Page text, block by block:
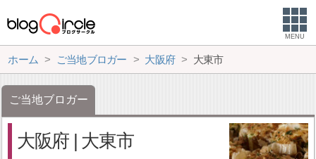
MENU
ホーム ご当地ブロガー 大阪府 大東市
ご当地ブロガー
大阪府 | 大東市